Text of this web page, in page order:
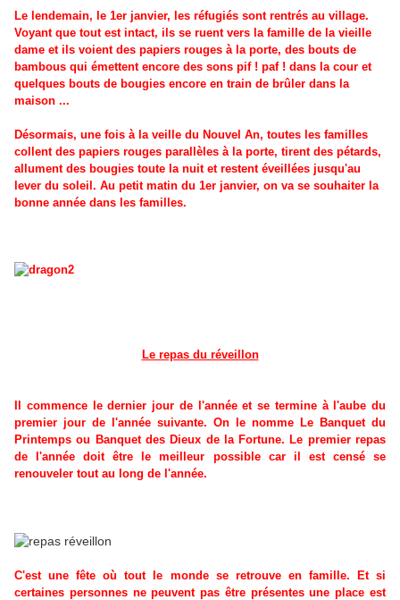
Le lendemain, le 1er janvier, les réfugiés sont rentrés au village.
Voyant que tout est intact, ils se ruent vers la famille de la vieille
dame et ils voient des papiers rouges à la porte, des bouts de
bambous qui émettent encore des sons pif ! paf ! dans la cour et
quelques bouts de bougies encore en train de brûler dans la
maison ...
Désormais, une fois à la veille du Nouvel An, toutes les familles
collent des papiers rouges parallèles à la porte, tirent des pétards,
allument des bougies toute la nuit et restent éveillées jusqu'au
lever du soleil. Au petit matin du 1er janvier, on va se souhaiter la
bonne année dans les familles.
Le repas du réveillon
Il commence le dernier jour de l'année et se termine à l'aube du
premier jour de l'année suivante. On le nomme Le Banquet du
Printemps ou Banquet des Dieux de la Fortune. Le premier repas
de l'année doit être le meilleur possible car il est censé se
renouveler tout au long de l'année.
C'est une fête où tout le monde se retrouve en famille. Et si
certaines personnes ne peuvent pas être présentes une place est